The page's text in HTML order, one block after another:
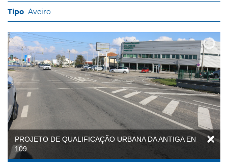
Aveiro
PROJETO DE QUALIFICAÇÃO URBANA DA ANTIGA EN
109